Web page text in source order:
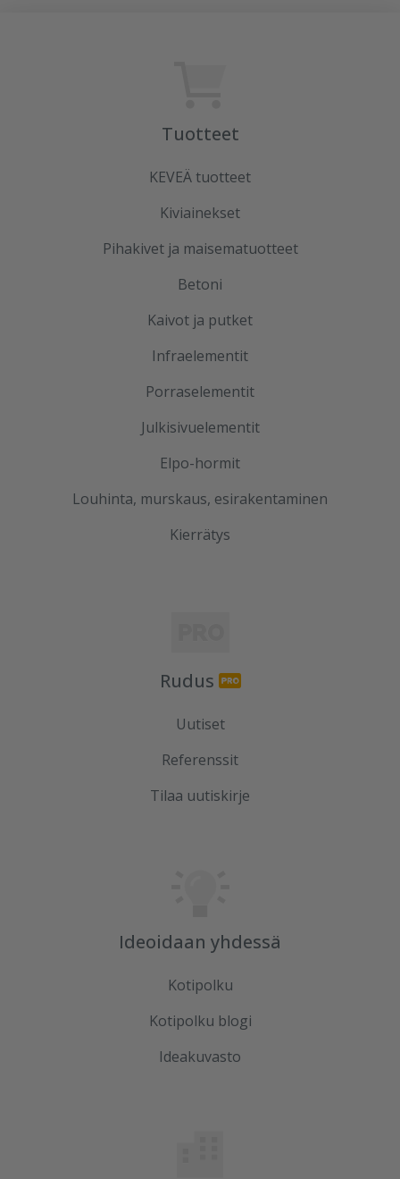
Tuotteet
KEVEÄ tuotteet
Kiviainekset
Pihakivet ja maisematuotteet
Betoni
Kaivot ja putket
Infraelementit
Porraselementit
Julkisivuelementit
Elpo-hormit
Louhinta, murskaus, esirakentaminen
Kierrätys
Rudus
Uutiset
Referenssit
Tilaa uutiskirje
Ideoidaan yhdessä
Kotipolku
Kotipolku blogi
Ideakuvasto